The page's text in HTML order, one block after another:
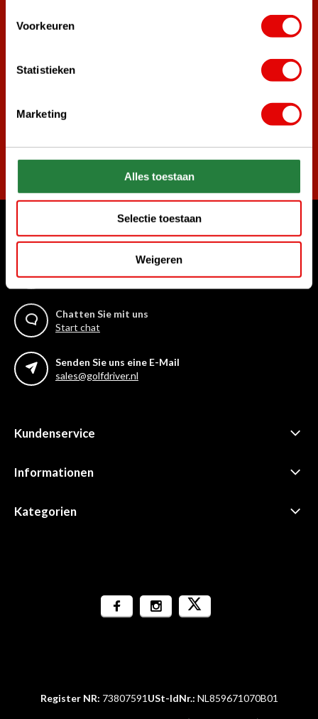
Voorkeuren
Statistieken
Marketing
Alles toestaan
Selectie toestaan
Weigeren
Mehr als 38.000 Kunden haben sich bereits
Melde dich für den Newsletter an und verpasse nie wieder
die besten Golfangebote!
Abonnieren
Womit können wir Ihnen helfen?
+31 85 06 02 099
Chatten Sie mit uns
Start chat
Senden Sie uns eine E-Mail
sales@golfdriver.nl
Kundenservice
Informationen
Kategorien
Register NR: 73807591 USt-IdNr.: NL859671070B01